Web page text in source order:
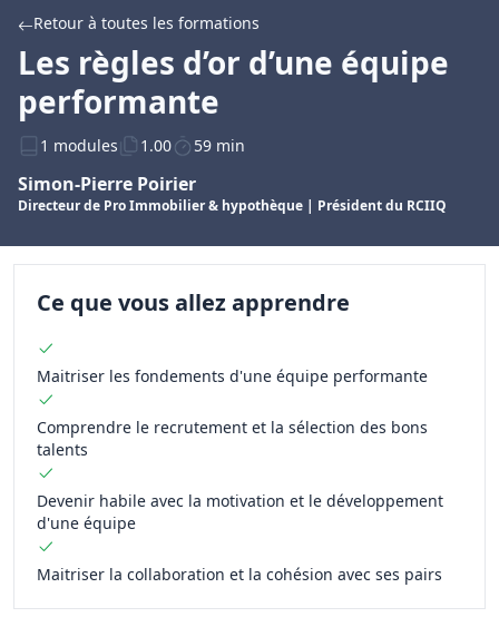
Retour à toutes les formations
Les règles d’or d’une équipe
performante
1 modules 1.00 59 min
Simon-Pierre Poirier
Directeur de Pro Immobilier & hypothèque | Président du RCIIQ
Ce que vous allez apprendre
Maitriser les fondements d'une équipe performante
Comprendre le recrutement et la sélection des bons
talents
Devenir habile avec la motivation et le développement
d'une équipe
Maitriser la collaboration et la cohésion avec ses pairs